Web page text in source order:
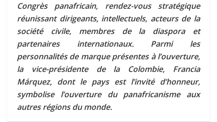
Congrès panafricain, rendez-vous stratégique
réunissant dirigeants, intellectuels, acteurs de la
société civile, membres de la diaspora et
partenaires internationaux. Parmi les
personnalités de marque présentes à l’ouverture,
la vice-présidente de la Colombie, Francia
Márquez, dont le pays est l’invité d’honneur,
symbolise l’ouverture du panafricanisme aux
autres régions du monde.